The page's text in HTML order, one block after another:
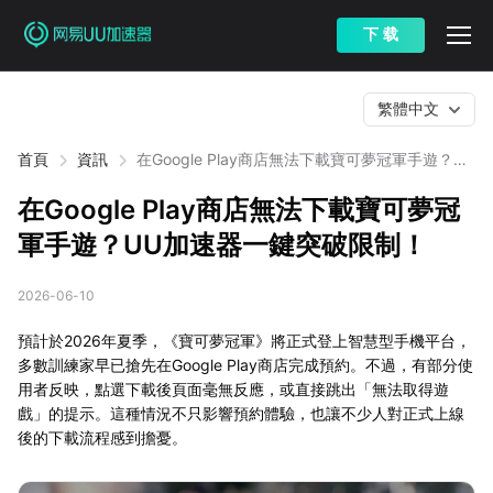
下 载
首頁 資訊
在Google Play商店無法下載寶可夢冠軍手遊？UU
繁體中文
在Google Play商店無法下載寶可夢冠
軍手遊？UU加速器一鍵突破限制！
2026-06-10
預計於2026年夏季，《寶可夢冠軍》將正式登上智慧型手機平台，
多數訓練家早已搶先在Google Play商店完成預約。不過，有部分使
用者反映，點選下載後頁面毫無反應，或直接跳出「無法取得遊
戲」的提示。這種情況不只影響預約體驗，也讓不少人對正式上線
後的下載流程感到擔憂。